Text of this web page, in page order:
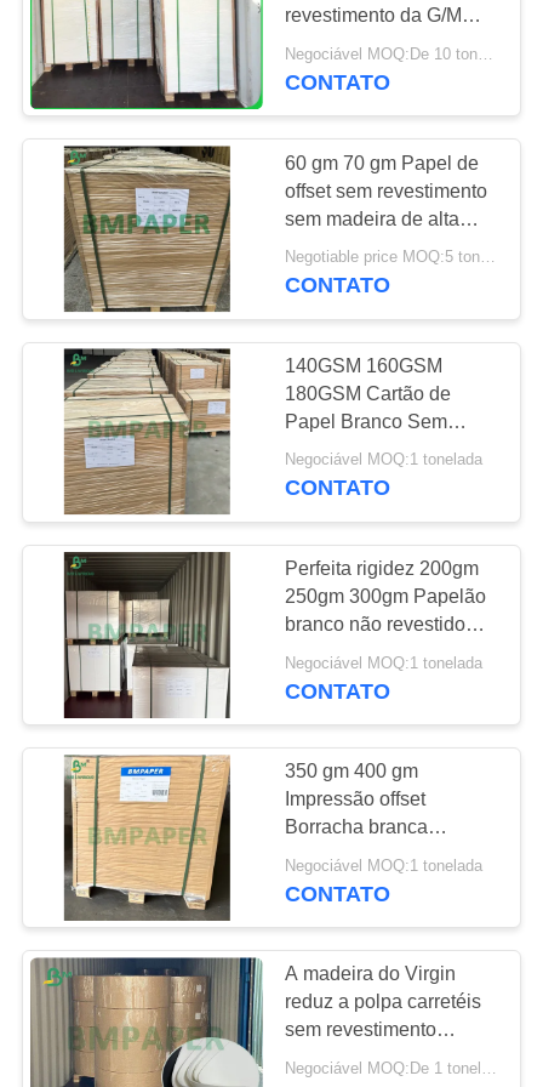
PRIVACY
POLICY
Papel de impressão
deslocada
Papel de arte do
brilho
398
Papel sem
revestimento de
Woodfree
261
Placa de papel de
SBS
338
revestimento da G/M
UWF Woodfree nos
carretéis para sacos
Negociável MOQ:De 10 toneladas para o tamanho especial & a 1 tonelada para o tamanho padrão
CONTATO
60 gm 70 gm Papel de
offset sem revestimento
sem madeira de alta
qualidade 610 mm x 860
mm
Negotiable price MOQ:5 toneladas
CONTATO
140GSM 160GSM
180GSM Cartão de
Papel Branco Sem
Revestimento
Negociável MOQ:1 tonelada
CONTATO
Perfeita rigidez 200gm
250gm 300gm Papelão
branco não revestido
para capa de livro
Negociável MOQ:1 tonelada
CONTATO
350 gm 400 gm
Impressão offset
Borracha branca
espessa cartão não
revestido 28 x 40
Negociável MOQ:1 tonelada
CONTATO
A madeira do Virgin
reduz a polpa carretéis
sem revestimento
brancos naturais do
Negociável MOQ:De 1 toneladas